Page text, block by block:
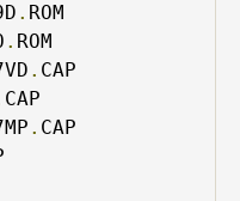
. ROM
. ROM
. CAP
CAP
. CAP